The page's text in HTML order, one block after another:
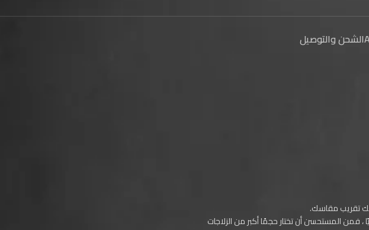
الشحن والتوصيل
تقريب مقاسك.
فمن المستحسن أن تختار حجمًا أكبر من الزلاجات